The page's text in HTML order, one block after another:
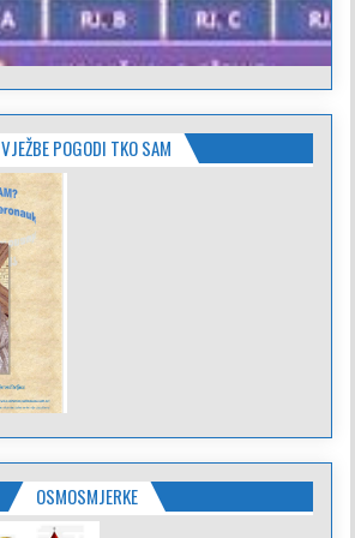
VJEŽBE POGODI TKO SAM
OSMOSMJERKE